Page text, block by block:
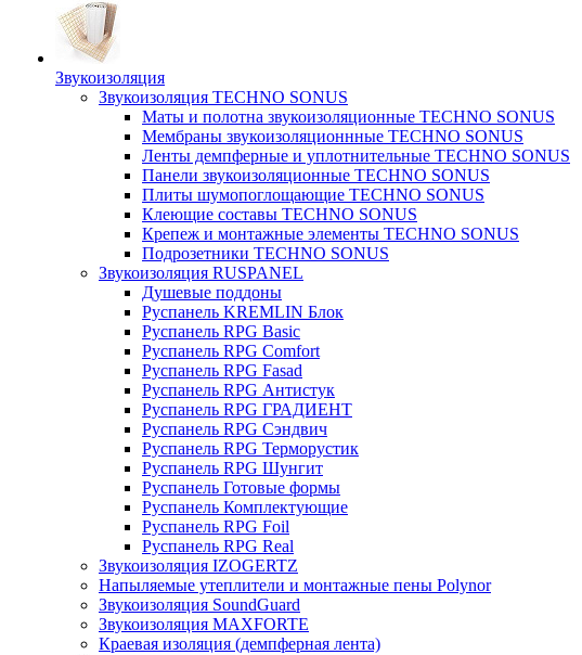
Звукоизоляция
Звукоизоляция TECHNO SONUS
Маты и полотна звукоизоляционные TECHNO SONUS
Мембраны звукоизоляционнные TECHNO SONUS
Ленты демпферные и уплотнительные TECHNO SONUS
Панели звукоизоляционные TECHNO SONUS
Плиты шумопоглощающие TECHNO SONUS
Клеющие составы TECHNO SONUS
Крепеж и монтажные элементы TECHNO SONUS
Подрозетники TECHNO SONUS
Звукоизоляция RUSPANEL
Душевые поддоны
Руспанель KREMLIN Блок
Руспанель RPG Basic
Руспанель RPG Comfort
Руспанель RPG Fasad
Руспанель RPG Антистук
Руспанель RPG ГРАДИЕНТ
Руспанель RPG Сэндвич
Руспанель RPG Терморустик
Руспанель RPG Шунгит
Руспанель Готовые формы
Руспанель Комплектующие
Руспанель RPG Foil
Руспанель RPG Real
Звукоизоляция IZOGERTZ
Напыляемые утеплители и монтажные пены Polynor
Звукоизоляция SoundGuard
Звукоизоляция MAXFORTE
Краевая изоляция (демпферная лента)